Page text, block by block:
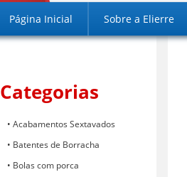
Página Inicial Sobre a Elierre
Categorias
Acabamentos Sextavados
Batentes de Borracha
Bolas com porca